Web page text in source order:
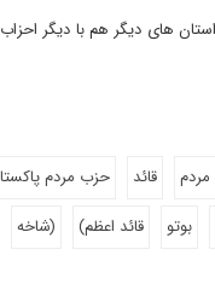
های دیگر هم با دیگر
قائد حزب مردم
بوتو قائد اعظم) (شاخه